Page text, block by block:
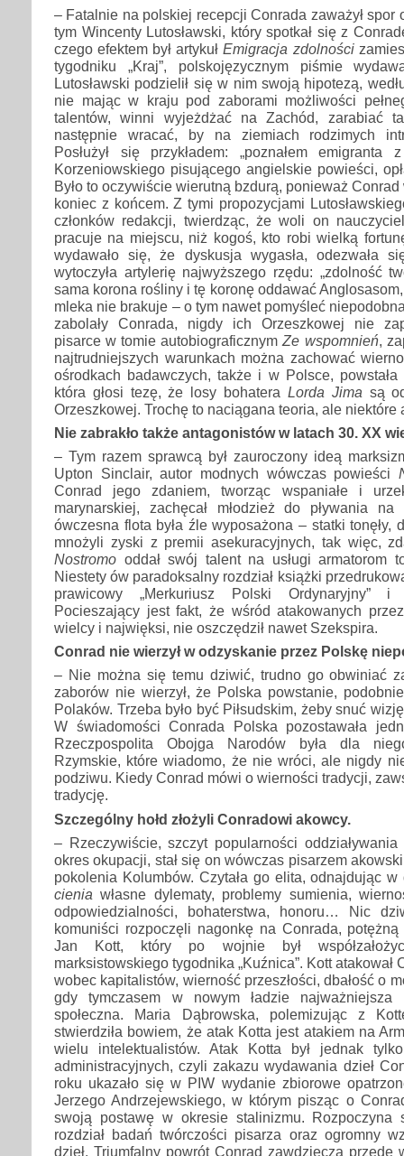
– Fatalnie na polskiej recepcji Conrada zaważył spor
tym Wincenty Lutosławski, który spotkał się z
czego efektem był artykułEmigracja zdolności
tygodniku „Kraj”, polskojęzycznym piśmie
Lutosławski podzielił się w nim swoją hipotezą,
nie mając w kraju pod zaborami możliwości
talentów, winni wyjeżdżać na Zachód, zarabiać
następnie wracać, by na ziemiach rodzimych
Posłużył się przykładem: „poznałem
Korzeniowskiego pisującego angielskie powieści,
Było to oczywiście wierutną bzdurą, ponieważ
koniec z końcem. Z tymi propozycjami
członków redakcji, twierdząc, że woli on
pracuje na miejscu, niż kogoś, kto robi wielką
wydawało się, że dyskusja wygasła, odezwała
wytoczyła artylerię najwyższego rzędu: „zdolność
sama korona rośliny i tę koronę oddawać
mleka nie brakuje – o tym nawet pomyśleć
zabolały Conrada, nigdy ich Orzeszkowej nie
pisarce w tomie autobiograficznymZe wspomnień,
najtrudniejszych warunkach można zachować
ośrodkach badawczych, także i w Polsce, powstała
która głosi tezę, że losy bohatera Lorda Jima są
Orzeszkowej. Trochę to naciągana teoria, ale niektóre
Nie zabrakło także antagonistów w latach 30. XX
– Tym razem sprawcą był zauroczony ideą
Upton Sinclair, autor modnych wówczas powieści
Conrad jego zdaniem, tworząc wspaniałe i
marynarskiej, zachęcał młodzież do pływania
ówczesna flota była źle wyposażona – statki tonęły,
mnożyli zyski z premii asekuracyjnych, tak więc,
Nostromo oddał swój talent na usługi armatorom
Niestety ów paradoksalny rozdział książki
prawicowy „Merkuriusz Polski Ordynaryjny” i
Pocieszający jest fakt, że wśród atakowanych
wielcy i najwięksi, nie oszczędził nawet Szekspira.
Conrad nie wierzył w odzyskanie przez Polskę
– Nie można się temu dziwić, trudno go obwiniać
zaborów nie wierzył, że Polska powstanie,
Polaków. Trzeba było być Piłsudskim, żeby snuć
W świadomości Conrada Polska pozostawała
Rzeczpospolita Obojga Narodów była dla
Rzymskie, które wiadomo, że nie wróci, ale nigdy
podziwu. Kiedy Conrad mówi o wierności tradycji,
tradycję.
Szczególny hołd złożyli Conradowi akowcy.
– Rzeczywiście, szczyt popularności
okres okupacji, stał się on wówczas pisarzem
pokolenia Kolumbów. Czytała go elita, odnajdując
cienia własne dylematy, problemy sumienia,
odpowiedzialności, bohaterstwa, honoru… Nic
komuniści rozpoczęli nagonkę na Conrada, potężną
Jan Kott, który po wojnie był
marksistowskiego tygodnika „Kuźnica”. Kott atakował
wobec kapitalistów, wierność przeszłości, dbałość o
gdy tymczasem w nowym ładzie najważniejsza
społeczna. Maria Dąbrowska, polemizując z
stwierdziła bowiem, że atak Kotta jest atakiem na
wielu intelektualistów. Atak Kotta był jednak
administracyjnych, czyli zakazu wydawania dzieł
roku ukazało się w PIW wydanie zbiorowe
Jerzego Andrzejewskiego, w którym pisząc o
swoją postawę w okresie stalinizmu. Rozpoczyna
rozdział badań twórczości pisarza oraz ogromny
dzieł. Triumfalny powrót Conrad zawdzięcza przede